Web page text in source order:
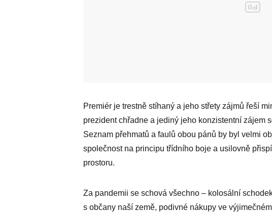
Premiér je trestně stíhaný a jeho střety zájmů řeší
prezident chřadne a jediný jeho konzistentní zájem
Seznam přehmatů a faulů obou pánů by byl velmi
společnost na principu třídního boje a usilovně
prostoru.
Za pandemii se schová všechno – kolosální
s občany naší země, podivné nákupy ve